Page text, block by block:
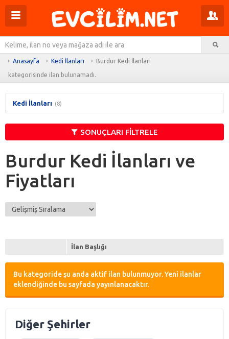
Menüyü
aç
Anasayfa Kedi İlanları Burdur Kedi İlanları
kategorisinde ilan bulunamadı.
Kedi İlanları (8)
SONUÇLARI FİLTRELE
Burdur Kedi İlanları ve
Fiyatları
İlan Başlığı
Bu kategoride şu anda aktif ilan bulunmuyor. Yeni ilanlar
eklendiğinde bu sayfada yayınlanacaktır.
Diğer Şehirler